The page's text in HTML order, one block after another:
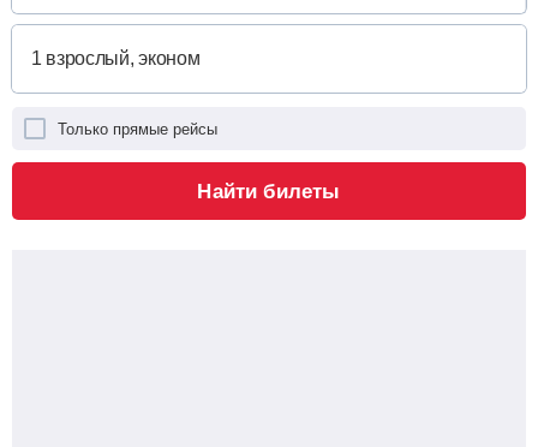
Только прямые рейсы
Найти билеты